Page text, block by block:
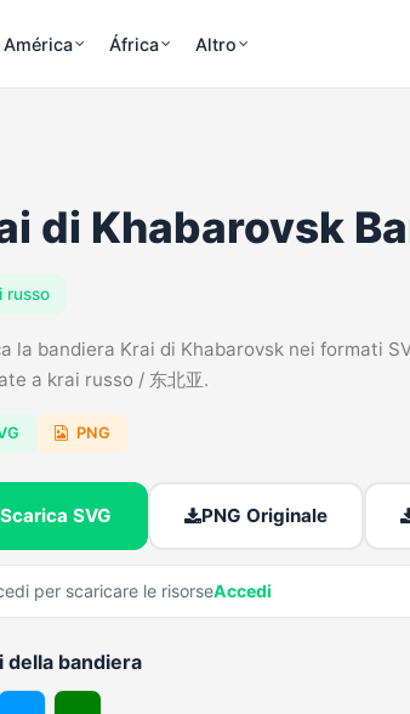
América África Altro
di Khabarovsk
russo
la bandiera Krai di Khabarovsk nei formati
a krai russo / 东北亚.
PNG
Scarica SVG PNG Originale
per scaricare le risorseAccedi
della bandiera